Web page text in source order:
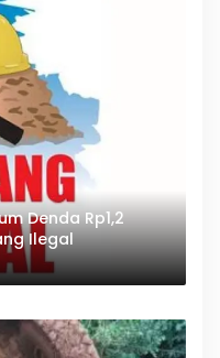
Denda Rp1,2
Ilegal